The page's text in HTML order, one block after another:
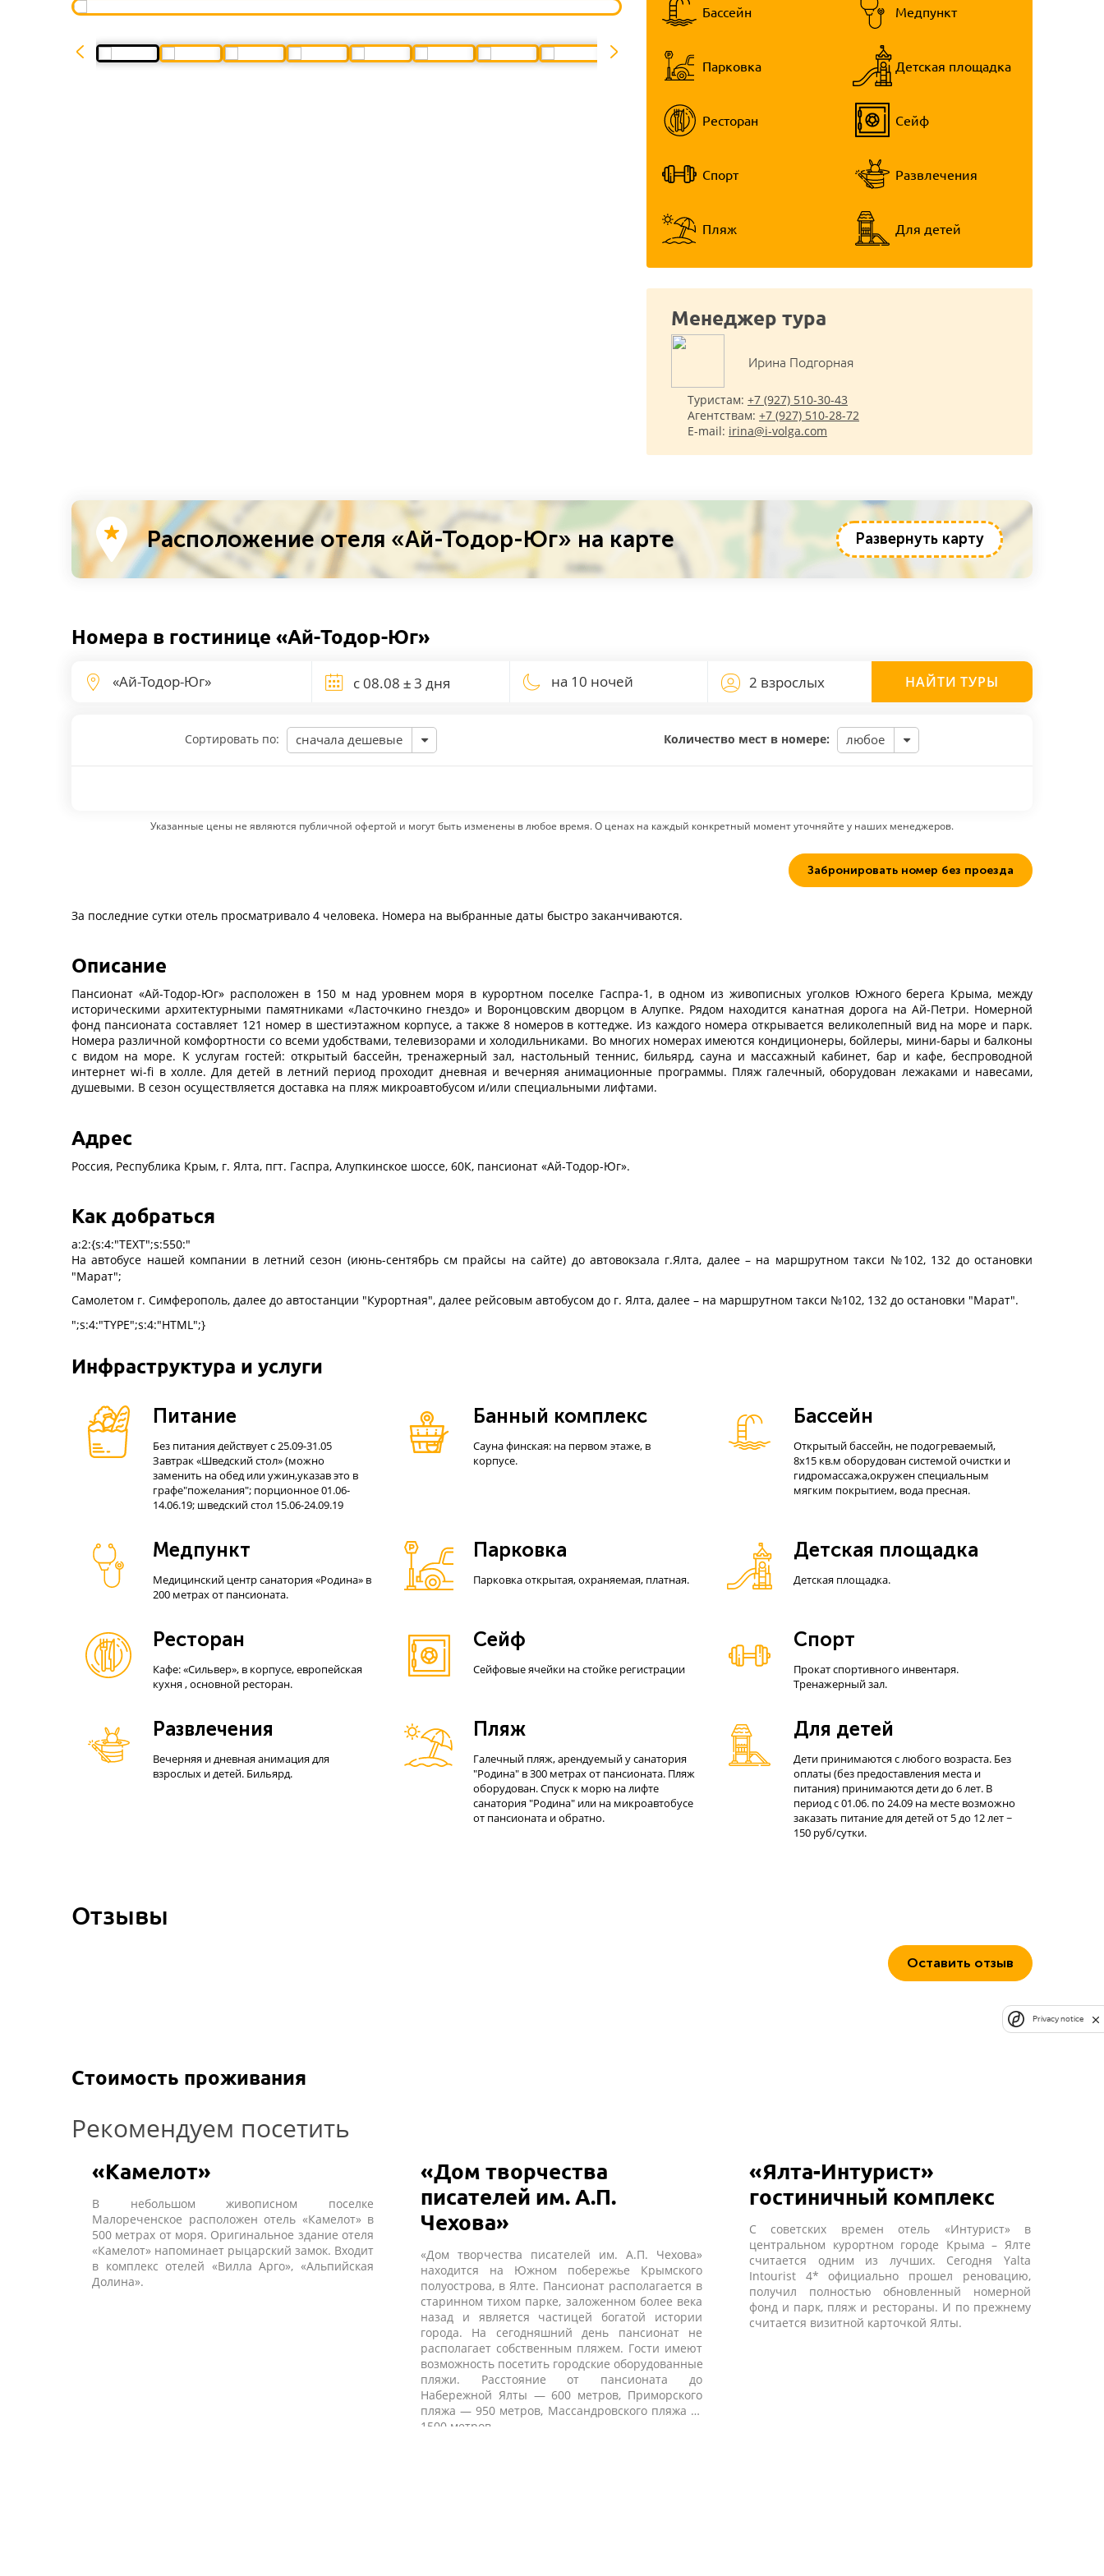
Бассейн Медпункт
Парковка Детская площадка
Ресторан Сейф
Спорт Развлечения
Пляж Для детей
Менеджер тура
Ирина Подгорная
Туристам: +7 (927) 510-30-43
Агентствам: +7 (927) 510-28-72
E-mail: irina@i-volga.com
Расположение отеля «Ай-Тодор-Юг» на карте Развернуть карту
Номера в гостинице «Ай-Тодор-Юг»
на 10 ночей 2 взрослых НАЙТИ ТУРЫ
Сортировать по: сначала дешевые Количество мест в номере: любое
Указанные цены не являются публичной офертой и могут быть изменены в любое время. О ценах на каждый конкретный момент уточняйте у наших менеджеров.
Забронировать номер без проезда
За последние сутки отель просматривало 4 человека. Номера на выбранные даты быстро заканчиваются.
Описание
Пансионат «Ай-Тодор-Юг» расположен в 150 м над уровнем моря в курортном поселке Гаспра-1, в одном из живописных уголков Южного берега Крыма, между
историческими архитектурными памятниками «Ласточкино гнездо» и Воронцовским дворцом в Алупке. Рядом находится канатная дорога на Ай-Петри. Номерной
фонд пансионата составляет 121 номер в шестиэтажном корпусе, а также 8 номеров в коттедже. Из каждого номера открывается великолепный вид на море и парк.
Номера различной комфортности со всеми удобствами, телевизорами и холодильниками. Во многих номерах имеются кондиционеры, бойлеры, мини-бары и балконы
с видом на море. К услугам гостей: открытый бассейн, тренажерный зал, настольный теннис, бильярд, сауна и массажный кабинет, бар и кафе, беспроводной
интернет wi-fi в холле. Для детей в летний период проходит дневная и вечерняя анимационные программы. Пляж галечный, оборудован лежаками и навесами,
душевыми. В сезон осуществляется доставка на пляж микроавтобусом и/или специальными лифтами.
Адрес
Россия, Республика Крым, г. Ялта, пгт. Гаспра, Алупкинское шоссе, 60К, пансионат «Ай-Тодор-Юг».
Как добраться
a:2:{s:4:"TEXT";s:550:"
На автобусе нашей компании в летний сезон (июнь-сентябрь см прайсы на сайте) до автовокзала г.Ялта, далее – на маршрутном такси №102, 132 до остановки
"Марат";
Самолетом г. Cимферополь, далее до автостанции "Курортная", далее рейсовым автобусом до г. Ялта, далее – на маршрутном такси №102, 132 до остановки "Марат".
";s:4:"TYPE";s:4:"HTML";}
Инфраструктура и услуги
Питание
Без питания действует с 25.09-31.05
Завтрак «Шведский стол» (можно
заменить на обед или ужин,указав это в
графе"пожелания"; порционное 01.06-
14.06.19; шведский стол 15.06-24.09.19
Банный комплекс
Сауна финская: на первом этаже, в
корпусе.
Бассейн
Открытый бассейн, не подогреваемый,
8х15 кв.м оборудован системой очистки и
гидромассажа,окружен специальным
мягким покрытием, вода пресная.
Медпункт
Медицинский центр санатория «Родина» в
200 метрах от пансионата.
Парковка
Парковка открытая, охраняемая, платная.
Детская площадка
Детская площадка.
Ресторан
Кафе: «Сильвер», в корпусе, европейская
кухня , основной ресторан.
Сейф
Сейфовые ячейки на стойке регистрации
Спорт
Прокат спортивного инвентаря.
Тренажерный зал.
Развлечения
Вечерняя и дневная анимация для
взрослых и детей. Бильярд.
Пляж
Галечный пляж, арендуемый у санатория
"Родина" в 300 метрах от пансионата. Пляж
оборудован. Спуск к морю на лифте
санатория "Родина" или на микроавтобусе
от пансионата и обратно.
Для детей
Дети принимаются с любого возраста. Без
оплаты (без предоставления места и
питания) принимаются дети до 6 лет. В
период с 01.06. по 24.09 на месте возможно
заказать питание для детей от 5 до 12 лет ~
150 руб/сутки.
Отзывы
Оставить отзыв
Стоимость проживания
Рекомендуем посетить
«Камелот»
В небольшом живописном поселке
Малореченское расположен отель «Камелот» в
500 метрах от моря. Оригинальное здание отеля
«Камелот» напоминает рыцарский замок. Входит
в комплекс отелей «Вилла Арго», «Альпийская
Долина».
«Дом творчества
писателей им. А.П.
Чехова»
«Дом творчества писателей им. А.П. Чехова»
находится на Южном побережье Крымского
полуострова, в Ялте. Пансионат располагается в
старинном тихом парке, заложенном более века
назад и является частицей богатой истории
города. На сегодняшний день пансионат не
располагает собственным пляжем. Гости имеют
возможность посетить городские оборудованные
пляжи. Расстояние от пансионата до
Набережной Ялты — 600 метров, Приморского
пляжа — 950 метров, Массандровского пляжа —
1500 метров.
«Ялта-Интурист»
гостиничный комплекс
С советских времен отель «Интурист» в
центральном курортном городе Крыма – Ялте
считается одним из лучших.
Сегодня Yalta
Intourist 4* официально прошел реновацию,
получил полностью обновленный номерной
фонд и парк, пляж и рестораны. И по прежнему
считается визитной карточкой Ялты.
Privacy notice